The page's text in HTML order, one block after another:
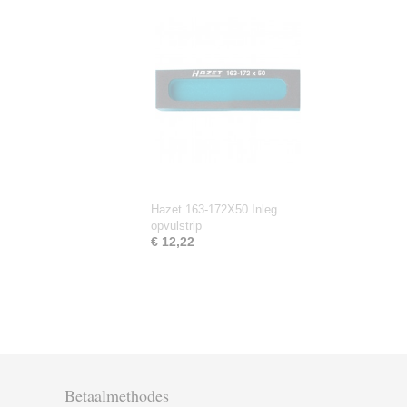
Hazet 163-172X50 Inleg
opvulstrip
€ 12,22
Betaalmethodes